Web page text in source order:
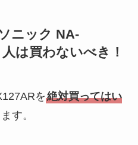
ニック NA-
は買わないべき！
を絶対買ってはい
す。